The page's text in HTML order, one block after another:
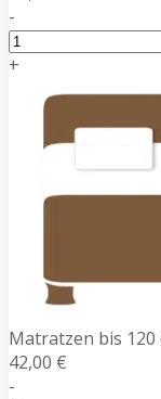
-
+
Matratzen bis 120
42,00 €
-